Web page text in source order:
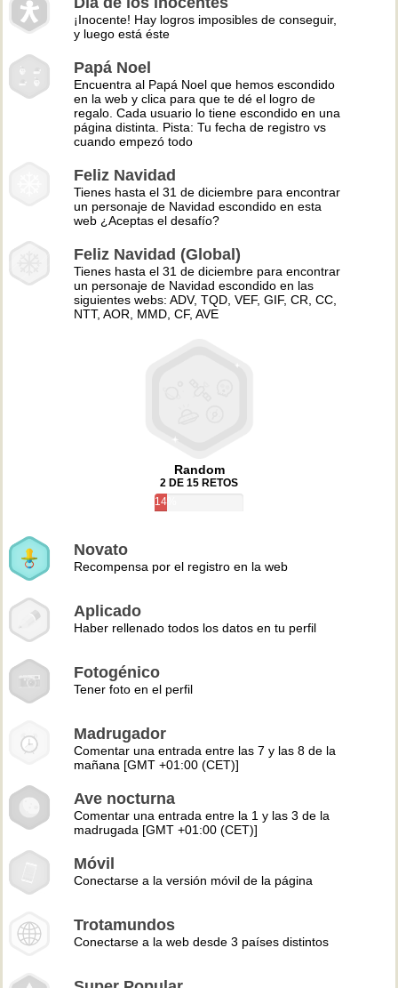
¡Inocente! Hay logros imposibles de conseguir,
y luego está éste
Papá Noel
Encuentra al Papá Noel que hemos escondido
en la web y clica para que te dé el logro de
regalo. Cada usuario lo tiene escondido en una
página distinta. Pista: Tu fecha de registro vs
cuando empezó todo
Feliz Navidad
Tienes hasta el 31 de diciembre para encontrar
un personaje de Navidad escondido en esta
web ¿Aceptas el desafío?
Feliz Navidad (Global)
Tienes hasta el 31 de diciembre para encontrar
un personaje de Navidad escondido en las
siguientes webs: ADV, TQD, VEF, GIF, CR, CC,
NTT, AOR, MMD, CF, AVE
Random
2 DE 15 RETOS
14%
Novato
Recompensa por el registro en la web
Aplicado
Haber rellenado todos los datos en tu perfil
Fotogénico
Tener foto en el perfil
Madrugador
Comentar una entrada entre las 7 y las 8 de la
mañana [GMT +01:00 (CET)]
Ave nocturna
Comentar una entrada entre la 1 y las 3 de la
madrugada [GMT +01:00 (CET)]
Móvil
Conectarse a la versión móvil de la página
Trotamundos
Conectarse a la web desde 3 países distintos